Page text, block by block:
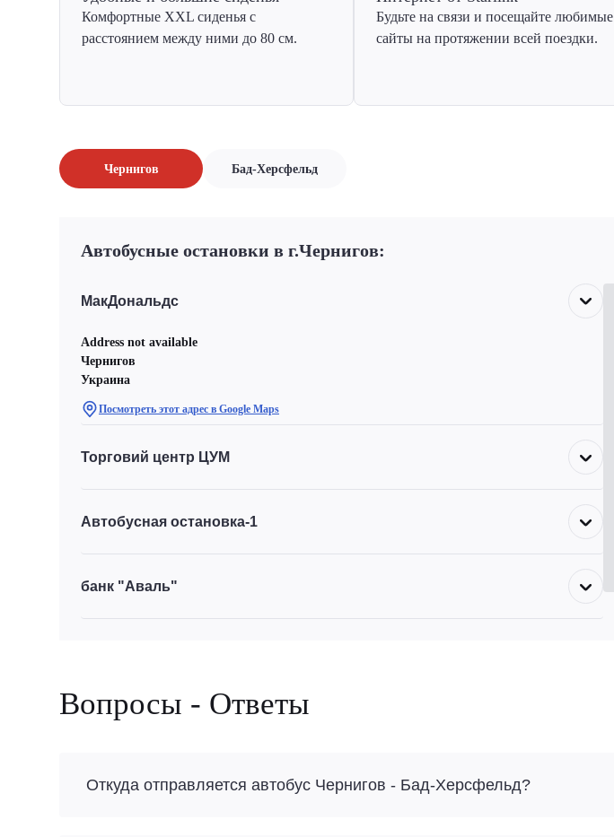
Комфортные XXL сиденья с
расстоянием между ними до 80 см.
Будьте на связи и посещайте любимые
сайты на протяжении всей поездки.
Чернигов Бад-Херсфельд
Автобусные остановки в г.Чернигов:
МакДональдс
Address not available
Чернигов
Украина
Посмотреть этот адрес в Google Maps
Торговий центр ЦУМ
Автобусная остановка-1
банк "Аваль"
Вопросы - Ответы
Откуда отправляется автобус Чернигов - Бад-Херсфельд?